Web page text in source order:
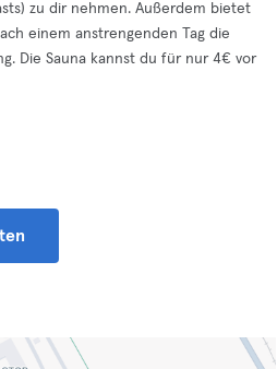
zu dir nehmen. Außerdem bietet
einem anstrengenden Tag die
Die Sauna kannst du für nur 4€ vor